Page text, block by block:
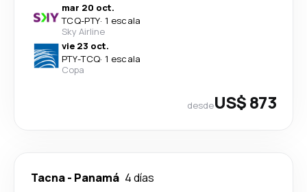
mar 20 oct.
TCQ-PTY· 1 escala
Sky Airline
vie 23 oct.
PTY-TCQ· 1 escala
Copa
desdeUS$ 873
Tacna- Panamá 4 días